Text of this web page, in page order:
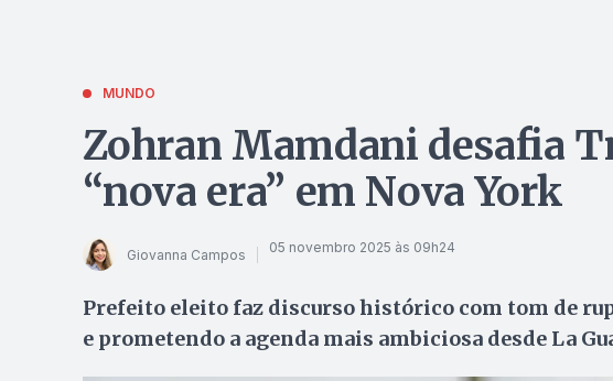
MUNDO
Zohran Mamdani desafia
“nova era” em Nova York
Giovanna Campos 05 novembro 2025 às 09h24
Prefeito eleito faz discurso histórico com tom de
e prometendo a agenda mais ambiciosa desde La